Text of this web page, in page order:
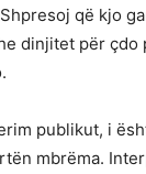
që kjo
dinjitet për çdo
publikut, i
mbrëma.